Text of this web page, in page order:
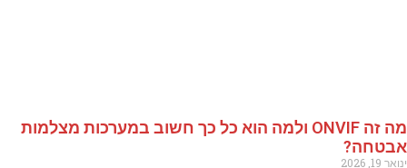
מה זה ONVIF ולמה הוא כל כך חשוב במערכות מצלמות
אבטחה?
ינואר 19, 2026